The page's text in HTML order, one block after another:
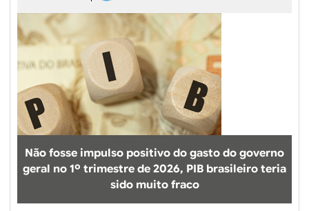
Não fosse impulso positivo do gasto do governo
geral no 1º trimestre de 2026, PIB brasileiro teria
sido muito fraco